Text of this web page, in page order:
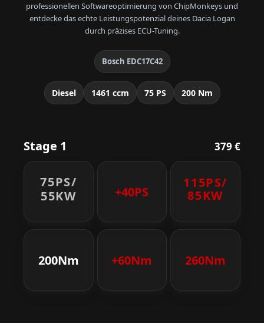
professionellen Softwareoptimierung von ChipMonkeys und
entdecke das echte Leistungspotenzial deines Dacia Logan
durch präzises ECU-Tuning.
Bosch EDC17C42
Diesel 1461 ccm 75 PS 200 Nm
Stage 1 379 €
75PS/
55KW
+40PS
115PS/
85KW
200Nm +60Nm 260Nm